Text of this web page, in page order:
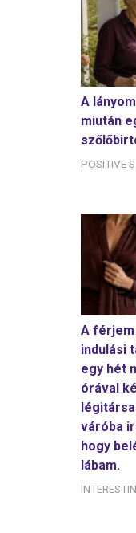
A
miután
POSITIVE
A
indulási
egy hét
órával
váróba
hogy
lábam.